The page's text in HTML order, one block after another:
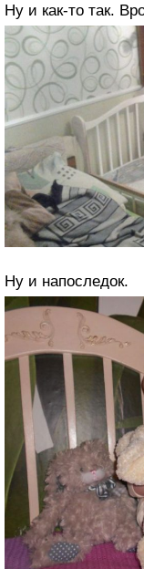
Ну и как-то так.
Ну и напоследок.